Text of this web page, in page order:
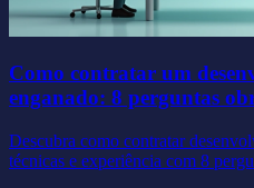
Como contratar um
enganado: 8 perguntas
Descubra como contratar
técnicas e experiência com 8